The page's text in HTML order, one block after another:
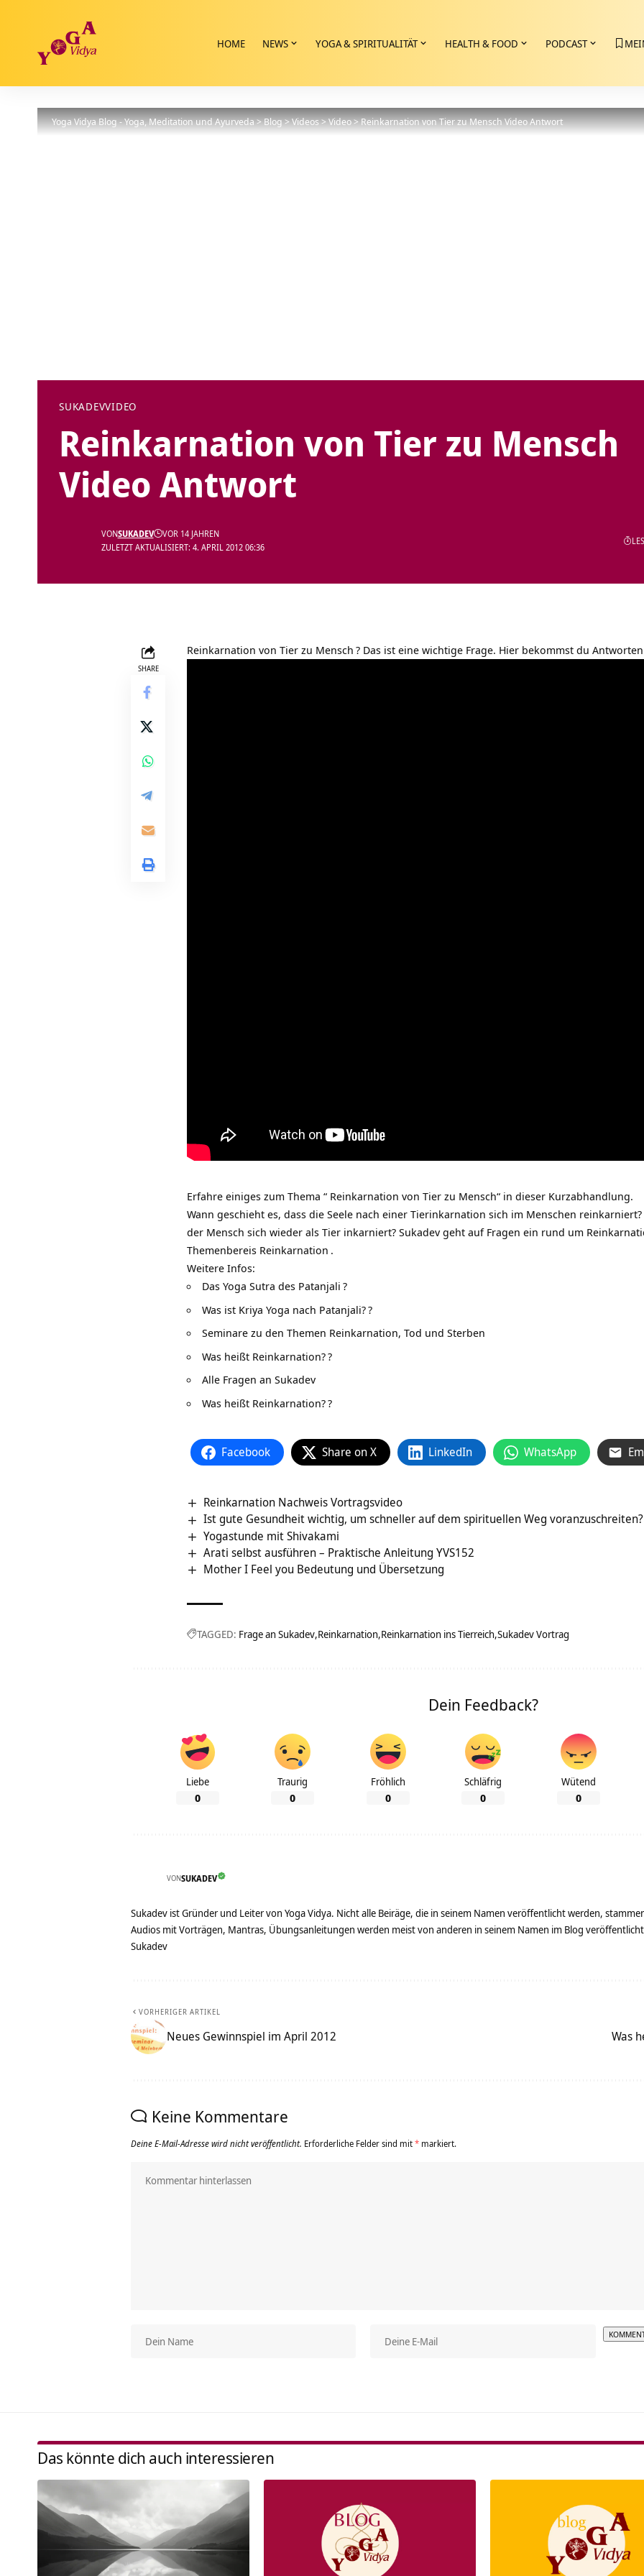
HOME NEWS YOGA & SPIRITUALITÄT HEALTH & FOOD PODCAST
Yoga Vidya Blog - Yoga, Meditation und Ayurveda>Blog>Videos>Video>Reinkarnation von Tier zu Mensch Video Antwort
SUKADEVVIDEO
Reinkarnation von Tier zu Mensch
Video Antwort
ZULETZT AKTUALISIERT: 4. APRIL 2012 06:36
VONSUKADEV VOR 14 JAHREN
SHARE
Reinkarnation von Tier zu Mensch ? Das ist eine wichtige Frage. Hier bekommst du
Erfahre einiges zum Thema “ Reinkarnation von Tier zu Mensch“ in dieser Kurzabhandlung.
Wann geschieht es, dass die Seele nach einer Tierinkarnation sich im Menschen
der Mensch sich wieder als Tier inkarniert? Sukadev geht auf Fragen ein rund um
Themenbereis Reinkarnation .
Weitere Infos:
Das Yoga Sutra des Patanjali ?
Was ist Kriya Yoga nach Patanjali??
Seminare zu den Themen Reinkarnation, Tod und Sterben
Was heißt Reinkarnation??
Alle Fragen an Sukadev
Was heißt Reinkarnation??
Facebook Share on X LinkedIn WhatsApp
Reinkarnation Nachweis Vortragsvideo
Ist gute Gesundheit wichtig, um schneller auf dem spirituellen Weg
Yogastunde mit Shivakami
Arati selbst ausführen – Praktische Anleitung YVS152
Mother I Feel you Bedeutung und Übersetzung
TAGGED: Frage an Sukadev Reinkarnation Reinkarnation ins Tierreich Sukadev Vortrag
Dein Feedback?
Liebe
0
Traurig
0
Fröhlich
0
Schläfrig
0
Wütend
0
VONSUKADEV
Sukadev ist Gründer und Leiter von Yoga Vidya. Nicht alle Beiräge, die in seinem Namen veröffentlicht werden,
Audios mit Vorträgen, Mantras, Übungsanleitungen werden meist von anderen in seinem Namen im Blog
Sukadev
VORHERIGER ARTIKEL
Neues Gewinnspiel im April 2012 Was
Keine Kommentare
Deine E-Mail-Adresse wird nicht veröffentlicht. Erforderliche Felder sind mit* markiert.
Das könnte dich auch interessieren